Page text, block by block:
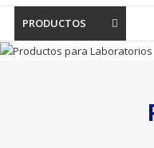
PRODUCTOS